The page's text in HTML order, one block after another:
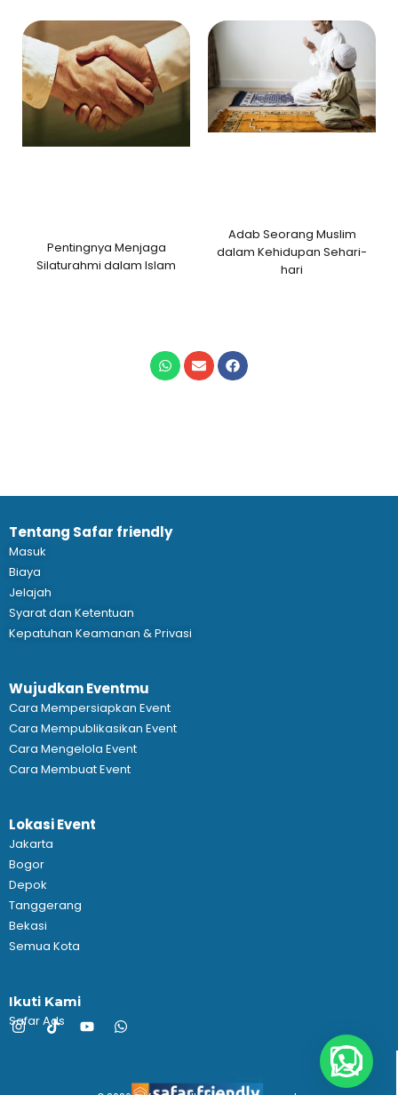
Pentingnya Menjaga
Silaturahmi dalam Islam
Adab Seorang Muslim
dalam Kehidupan Sehari-
hari
Tentang Safar friendly
Masuk
Biaya
Jelajah
Syarat dan Ketentuan
Kepatuhan Keamanan & Privasi
Wujudkan Eventmu
Cara Mempersiapkan Event
Cara Mempublikasikan Event
Cara Mengelola Event
Cara Membuat Event
Lokasi Event
Jakarta
Bogor
Depok
Tanggerang
Bekasi
Semua Kota
Ikuti Kami
Safar Ads